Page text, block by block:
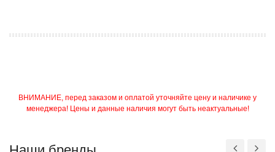
ВНИМАНИЕ, перед заказом и оплатой уточняйте цену и наличике у
менеджера! Цены и данные наличия могут быть неактуальные!